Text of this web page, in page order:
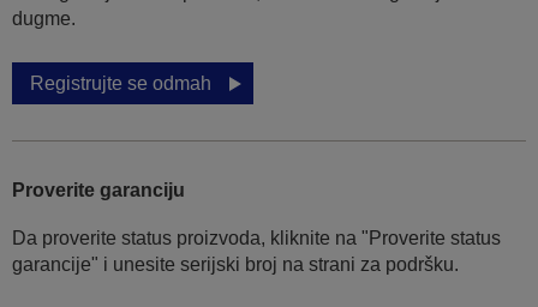
dugme.
Registrujte se odmah
Proverite garanciju
Da proverite status proizvoda, kliknite na "Proverite status
garancije" i unesite serijski broj na strani za podršku.